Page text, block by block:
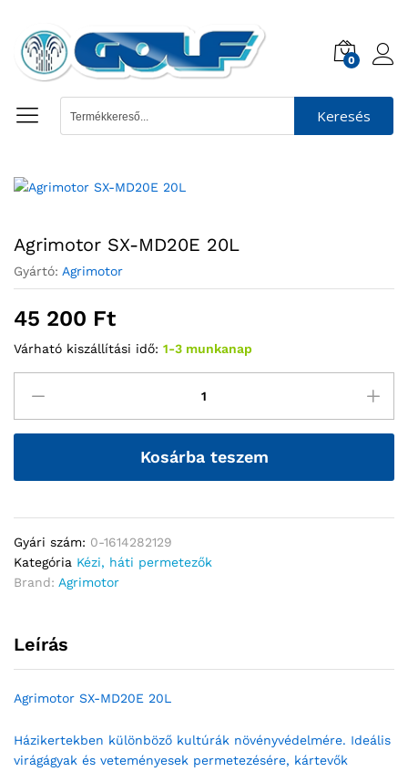
0
Keresés
Agrimotor SX-MD20E 20L
Gyártó: Agrimotor
45 200 Ft
Várható kiszállítási idő: 1-3 munkanap
Kosárba teszem
Gyári szám: 0-1614282129
Kategória Kézi, háti permetezők
Brand: Agrimotor
Leírás
Agrimotor SX-MD20E 20L
Házikertekben különböző kultúrák növényvédelmére. Ideális
virágágyak és veteményesek permetezésére, kártevők